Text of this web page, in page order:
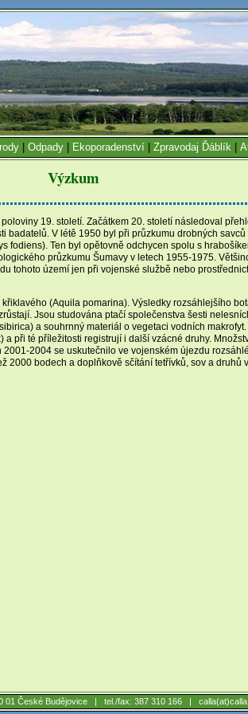
Odpady Ekoporadenství Zpravodaj Ďáblík
Výzkum
19. století. Začátkem 20. století následoval
badatelů. V létě 1950 byl při průzkumu drobných
fodiens). Ten byl opětovně odchycen spolu s
průzkumu Šumavy v letech 1955-1975.
tohoto území jen při vojenské službě nebo
(Aquila pomarina). Výsledky rozsáhlejšího
Jsou studována ptačí společenstva šesti
a souhrnný materiál o vegetaci vodních
při té příležitosti registrují i další vzácné druhy.
2004 se uskutečnilo ve vojenském újezdu
2000 bodech a doplňkově sčítání tetřívků, sov a druhů
01 České Budějovice | tel./fax: 387 310 166 |